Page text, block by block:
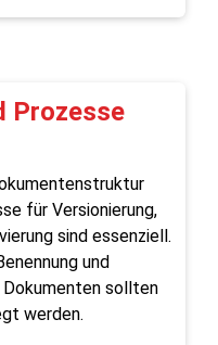
Prozesse
für Versionierung,
sind essenziell.
und
Dokumenten sollten
werden.